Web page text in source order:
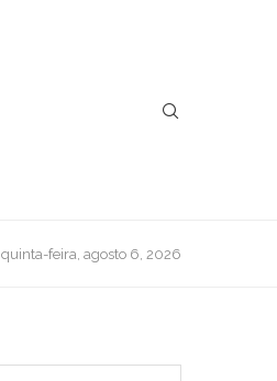
quinta-feira, agosto 6, 2026